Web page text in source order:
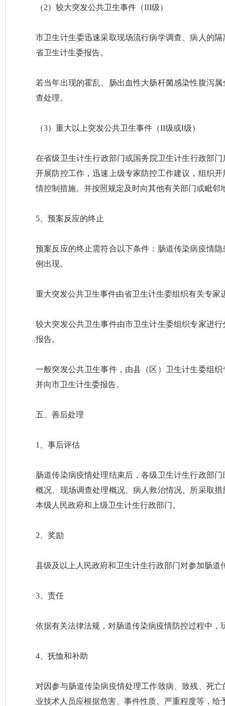
（2）较大突发公共卫生事件（III级）
市卫生计生委迅速采取现场流行病学调查、病人的
省卫生计生委报告。
若当年出现的霍乱、肠出血性大肠杆菌感染性腹泻
查处理。
（3）重大以上突发公共卫生事件（II级或Ⅰ级）
在省级卫生计生行政部门或国务院卫生计生行政部
开展防控工作，迅速上级专家防控工作建议，组织
情控制措施。并按照规定及时向其他有关部门或毗
5、预案反应的终止
预案反应的终止需符合以下条件：肠道传染病疫情
例出现。
重大突发公共卫生事件由省卫生计生委组织有关专
较大突发公共卫生事件由市卫生计生委组织专家进
报告。
一般突发公共卫生事件，由县（区）卫生计生委组
并向市卫生计生委报告。
五、善后处理
1、事后评估
肠道传染病疫情处理结束后，各级卫生计生行政部
概况、现场调查处理概况、病人救治情况、所采取
本级人民政府和上级卫生计生行政部门。
2、奖励
县级及以上人民政府和卫生计生行政部门对参加肠
3、责任
依据有关法律法规，对肠道传染病疫情防控过程中
4、抚恤和补助
对因参与肠道传染病疫情处理工作致病、致残、死
业技术人员应根据危害、事件性质、严重程度等，给